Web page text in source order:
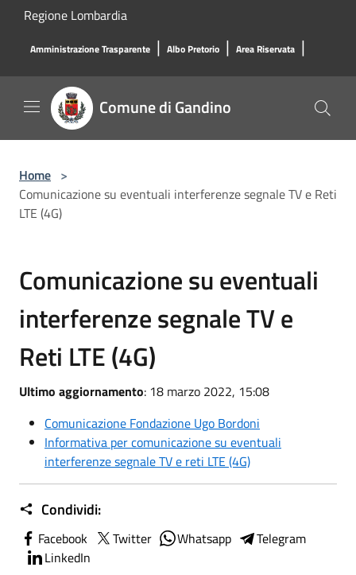
Salta al contenuto principale
Regione Lombardia
Amministrazione Trasparente | Albo Pretorio | Area Riservata |
Comune di Gandino
Home >
Comunicazione su eventuali interferenze segnale TV e Reti
LTE (4G)
Comunicazione su eventuali
interferenze segnale TV e
Reti LTE (4G)
Ultimo aggiornamento: 18 marzo 2022, 15:08
Comunicazione Fondazione Ugo Bordoni
Informativa per comunicazione su eventuali
interferenze segnale TV e reti LTE (4G)
Condividi:
Facebook Twitter Whatsapp
Telegram
LinkedIn